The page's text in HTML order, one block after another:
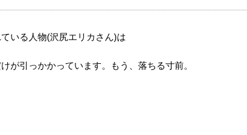
いる人物(沢尻エリカさん)は
が引っかかっています。もう、落ちる寸前。